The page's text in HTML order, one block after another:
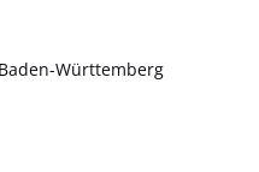
Württemberg